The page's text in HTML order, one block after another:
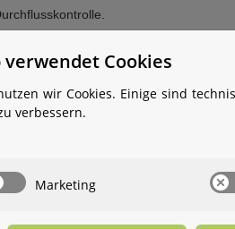
bei unter 2,0 bar.
(Anticlogging).
verwendet Cookies
wir Cookies. Einige sind
verbessern.
Marketing